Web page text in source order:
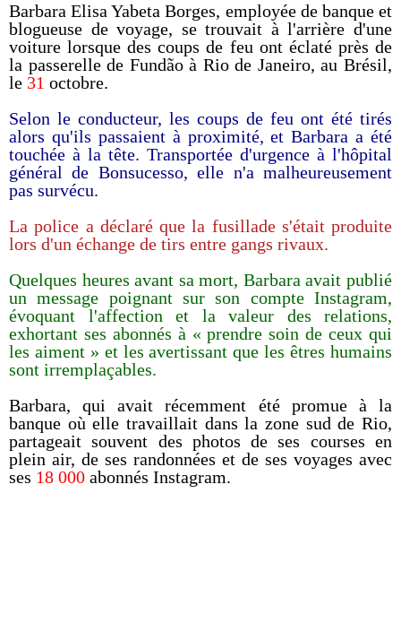
Barbara Elisa Yabeta Borges, employée de banque et
blogueuse de voyage, se trouvait à l'arrière d'une
voiture lorsque des coups de feu ont éclaté près de
la passerelle de Fundão à Rio de Janeiro, au Brésil,
le 31 octobre.
Selon le conducteur, les coups de feu ont été tirés
alors qu'ils passaient à proximité, et Barbara a été
touchée à la tête. Transportée d'urgence à l'hôpital
général de Bonsucesso, elle n'a malheureusement
pas survécu.
La police a déclaré que la fusillade s'était produite
lors d'un échange de tirs entre gangs rivaux.
Quelques heures avant sa mort, Barbara avait publié
un message poignant sur son compte Instagram,
évoquant l'affection et la valeur des relations,
exhortant ses abonnés à « prendre soin de ceux qui
les aiment » et les avertissant que les êtres humains
sont irremplaçables.
Barbara, qui avait récemment été promue à la
banque où elle travaillait dans la zone sud de Rio,
partageait souvent des photos de ses courses en
plein air, de ses randonnées et de ses voyages avec
ses 18 000 abonnés Instagram.